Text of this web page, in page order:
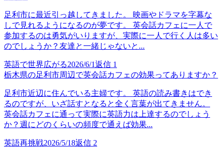
足利市に最近引っ越してきました。 映画やドラマを字幕な
しで見れるようになるのが夢です。 英会話カフェに一人で
参加するのは勇気がいりますが、実際に一人で行く人は多い
のでしょうか？友達と一緒じゃないと...
英語で世界広がる2026/6/1返信 1
栃木県の足利市周辺で英会話カフェの効果ってありますか？
足利市近辺に住んでいる主婦です。 英語の読み書きはでき
るのですが、いざ話すとなると全く言葉が出てきません。
英会話カフェに通って実際に英語力は上達するのでしょう
か？週にどのくらいの頻度で通えば効果...
英語再挑戦2026/5/18返信 2